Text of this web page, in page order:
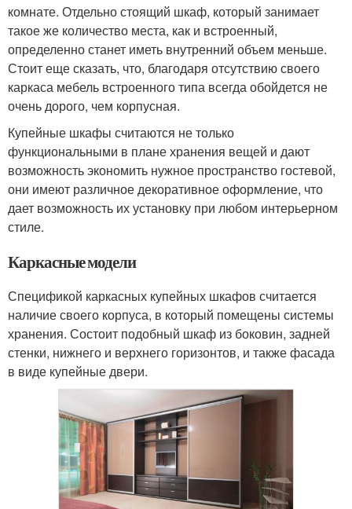
комнате. Отдельно стоящий шкаф, который занимает
такое же количество места, как и встроенный,
определенно станет иметь внутренний объем меньше.
Стоит еще сказать, что, благодаря отсутствию своего
каркаса мебель встроенного типа всегда обойдется не
очень дорого, чем корпусная.
Купейные шкафы считаются не только
функциональными в плане хранения вещей и дают
возможность экономить нужное пространство гостевой,
они имеют различное декоративное оформление, что
дает возможность их установку при любом интерьерном
стиле.
Каркасные модели
Спецификой каркасных купейных шкафов считается
наличие своего корпуса, в который помещены системы
хранения. Состоит подобный шкаф из боковин, задней
стенки, нижнего и верхнего горизонтов, и также фасада
в виде купейные двери.